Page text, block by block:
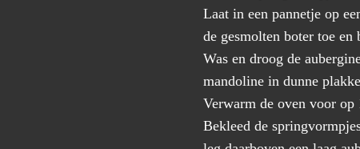
Laat in een pannetje op
de gesmolten boter toe en
Was en droog de
mandoline in dunne
Verwarm de oven voor op
Bekleed de